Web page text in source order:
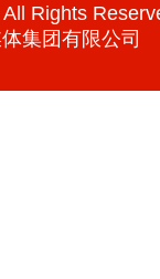
Rights
集团有限公司